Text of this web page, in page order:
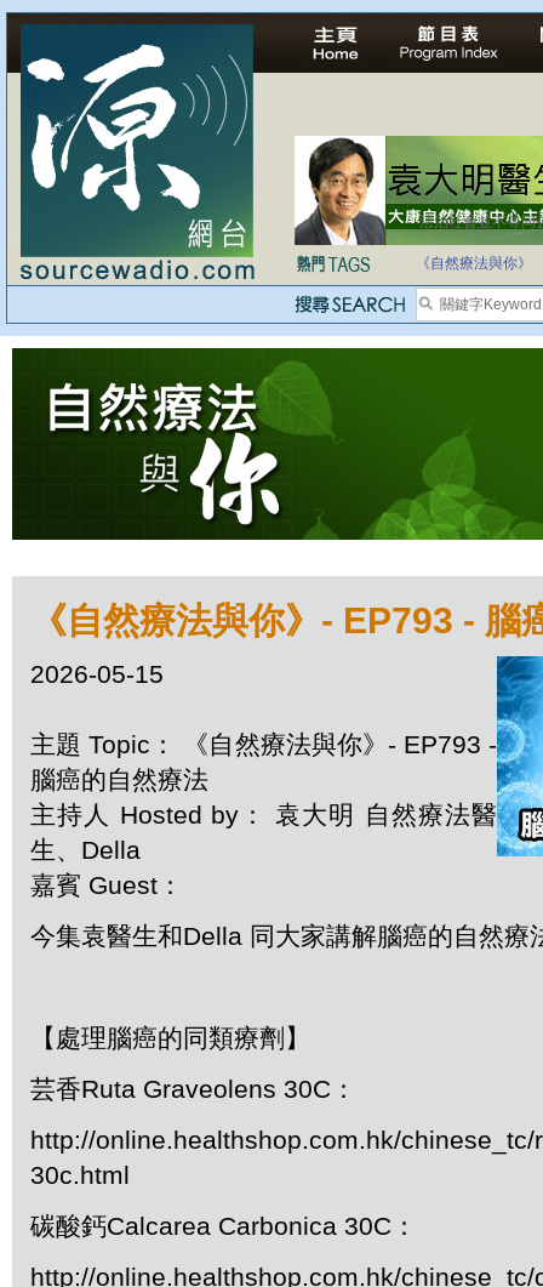
法治社會並不等同
《自然療法與你》
《自然療法與你》- EP793 - 腦
2026-05-15
主題 Topic： 《自然療法與你》- EP793 -
腦癌的自然療法
主持人 Hosted by： 袁大明 自然療法醫
生、Della
嘉賓 Guest：
今集袁醫生和Della 同大家講解腦癌的自然療
【處理腦癌的同類療劑】
芸香Ruta Graveolens 30C：
http://online.healthshop.com.hk/
30c.html
碳酸鈣Calcarea Carbonica 30C：
http://online.healthshop.com.hk/chinese_tc/